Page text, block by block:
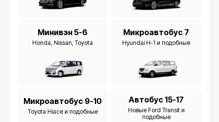
Минивэн 5-6
Honda, Nissan, Toyota
Микроавтобус 7
Hyundai H-1 и подобные
Микроавтобус 9-10
Toyota Hiace и подобные
Автобус 15-17
Новые Ford Transit и
подобные